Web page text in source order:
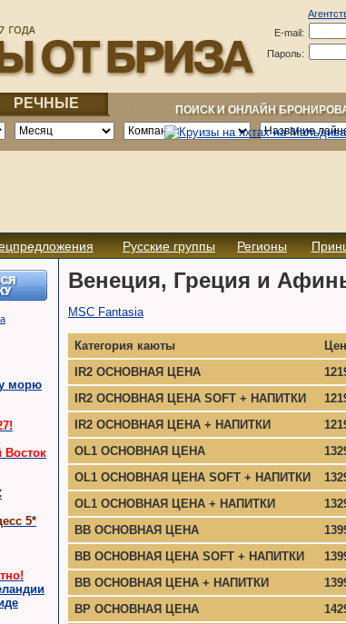
E-mail:
Пароль:
РЕЧНЫЕ ПОИСК И ОНЛАЙН
Русские группы Регионы
морю
Восток
5*
Венеция, Греция и
MSC Fantasia
Категория каюты
IR2 ОСНОВНАЯ ЦЕНА
IR2 ОСНОВНАЯ ЦЕНА SOFT + НАПИТКИ
IR2 ОСНОВНАЯ ЦЕНА + НАПИТКИ
OL1 ОСНОВНАЯ ЦЕНА
OL1 ОСНОВНАЯ ЦЕНА SOFT + НАПИТКИ
OL1 ОСНОВНАЯ ЦЕНА + НАПИТКИ
BB ОСНОВНАЯ ЦЕНА
BB ОСНОВНАЯ ЦЕНА SOFT + НАПИТКИ
BB ОСНОВНАЯ ЦЕНА + НАПИТКИ
BP ОСНОВНАЯ ЦЕНА